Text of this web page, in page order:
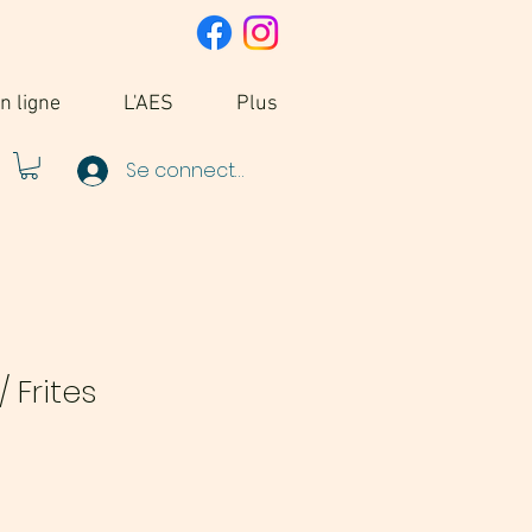
ligne L'AES Plus
Se connecter
Frites